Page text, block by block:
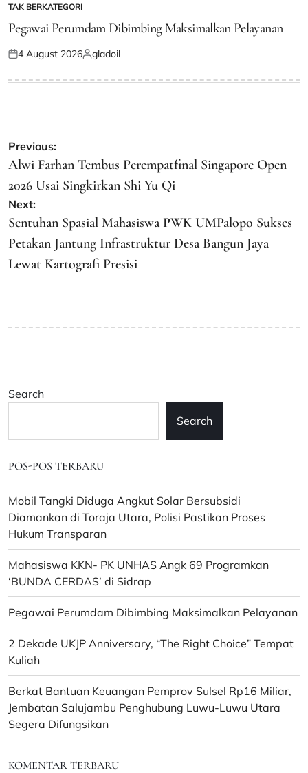
POSTED
IN
TAK BERKATEGORI
Pegawai Perumdam Dibimbing Maksimalkan Pelayanan
Posted
4 August 2026Posted
gladoil
Post
navigation
Previous:
Alwi Farhan Tembus Perempatfinal Singapore Open
2026 Usai Singkirkan Shi Yu Qi
Next:
Sentuhan Spasial Mahasiswa PWK UMPalopo Sukses
Petakan Jantung Infrastruktur Desa Bangun Jaya
Lewat Kartografi Presisi
Search
Search
POS-POS TERBARU
Mobil Tangki Diduga Angkut Solar Bersubsidi
Diamankan di Toraja Utara, Polisi Pastikan Proses
Hukum Transparan
Mahasiswa KKN- PK UNHAS Angk 69 Programkan
‘BUNDA CERDAS’ di Sidrap
Pegawai Perumdam Dibimbing Maksimalkan Pelayanan
2 Dekade UKJP Anniversary, “The Right Choice” Tempat
Kuliah
Berkat Bantuan Keuangan Pemprov Sulsel Rp16 Miliar,
Jembatan Salujambu Penghubung Luwu-Luwu Utara
Segera Difungsikan
KOMENTAR TERBARU